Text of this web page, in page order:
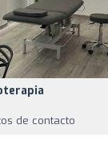
de contacto